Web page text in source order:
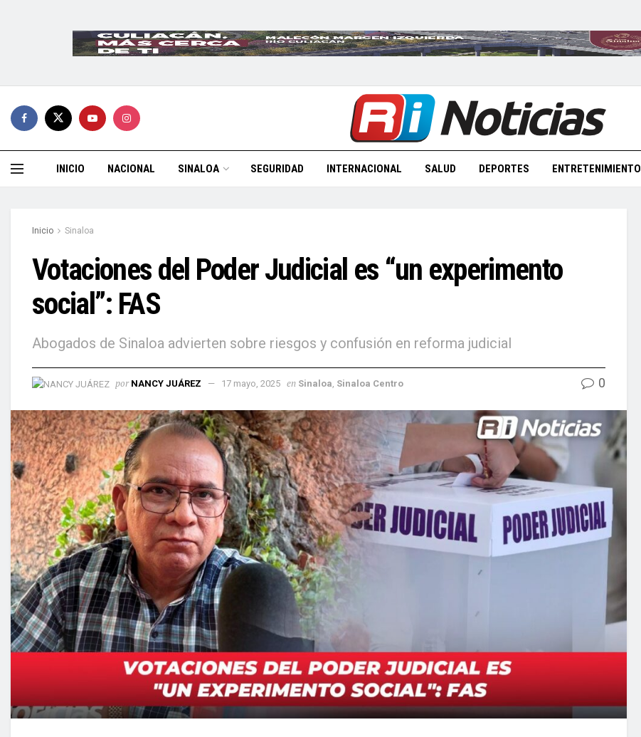
INICIO NACIONAL SINALOA SEGURIDAD INTERNACIONAL SALUD DEPORTES ENTRETENIMIENTO
Inicio Sinaloa
Votaciones del Poder Judicial es “un experimento
social”: FAS
Abogados de Sinaloa advierten sobre riesgos y confusión en reforma judicial
por NANCY JUÁREZ 17 mayo, 2025 en Sinaloa, Sinaloa Centro 0